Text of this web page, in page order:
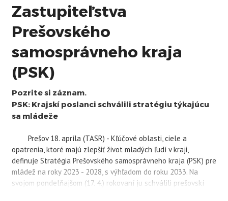
Zastupiteľstva
Prešovského
samosprávneho kraja
(PSK)
Pozrite si záznam.
PSK: Krajskí poslanci schválili stratégiu týkajúcu
sa mládeže
Prešov 18. apríla (TASR) - Kľúčové oblasti, ciele a
opatrenia, ktoré majú zlepšiť život mladých ľudí v kraji,
definuje Stratégia Prešovského samosprávneho kraja (PSK) pre
mládež na roky 2023 - 2028, s výhľadom do roku 2033. Na
svojom pondelňajšom (17. 4.) rokovaní ju schválili prešovskí